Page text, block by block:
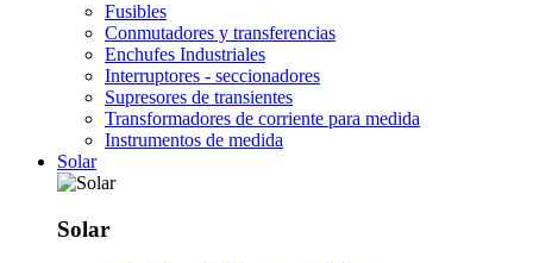
Fusibles
Conmutadores y transferencias
Enchufes Industriales
Interruptores - seccionadores
Supresores de transientes
Transformadores de corriente para medida
Instrumentos de medida
Solar
Solar